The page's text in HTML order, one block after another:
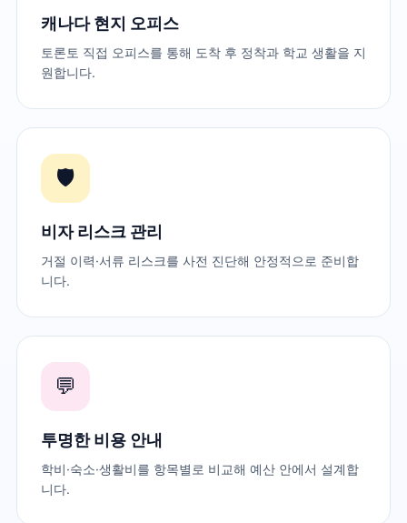
캐나다 현지 오피스
토론토 직접 오피스를 통해 도착 후 정착과 학교 생활을 지
원합니다.
🛡️
비자 리스크 관리
거절 이력·서류 리스크를 사전 진단해 안정적으로 준비합
니다.
💬
투명한 비용 안내
학비·숙소·생활비를 항목별로 비교해 예산 안에서 설계합
니다.